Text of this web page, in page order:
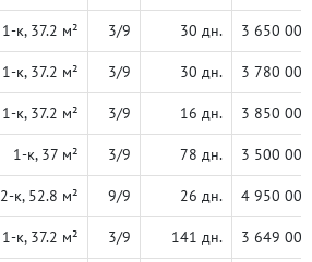
1-к, 37.2 м² 3/9 30 дн. 3 650 000
1-к, 37.2 м² 3/9 30 дн. 3 780 000
1-к, 37.2 м² 3/9 16 дн. 3 850 000
1-к, 37 м² 3/9 78 дн. 3 500 000
2-к, 52.8 м² 9/9 26 дн. 4 950 000
1-к, 37.2 м² 3/9 141 дн. 3 649 000